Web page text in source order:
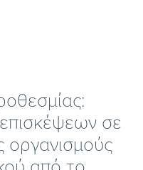
σε
οργανισμούς